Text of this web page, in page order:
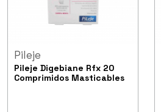
Pileje
Pileje Digebiane Rfx 20
Comprimidos Masticables